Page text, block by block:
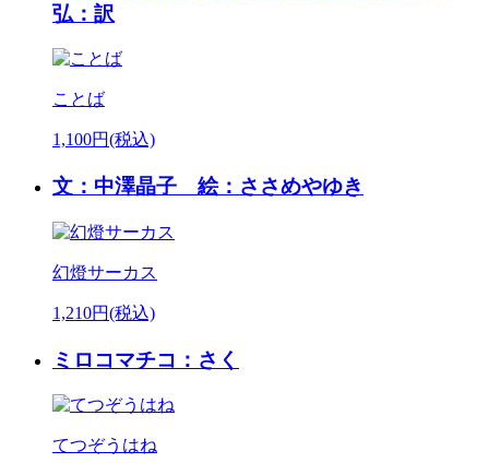
弘：訳
ことば
1,100円(税込)
文：中澤晶子 絵：ささめやゆき
幻燈サーカス
1,210円(税込)
ミロコマチコ：さく
てつぞうはね